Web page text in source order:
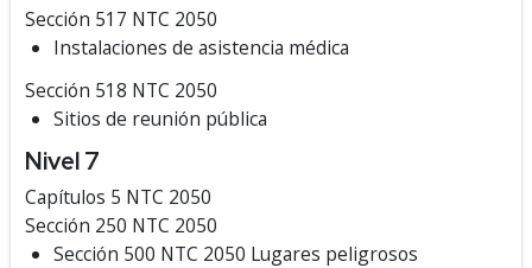
Sección 517 NTC 2050
Instalaciones de asistencia médica
Sección 518 NTC 2050
Sitios de reunión pública
Nivel 7
Capítulos 5 NTC 2050
Sección 250 NTC 2050
Sección 500 NTC 2050 Lugares peligrosos